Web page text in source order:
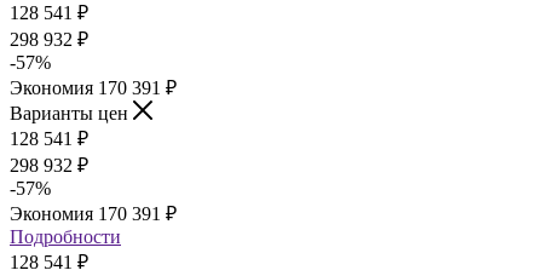
128 541 ₽
298 932 ₽
-57%
Экономия 170 391 ₽
Варианты цен
128 541 ₽
298 932 ₽
-57%
Экономия 170 391 ₽
Подробности
128 541 ₽